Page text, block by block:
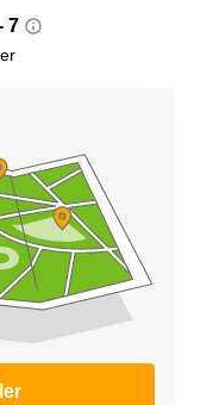
7